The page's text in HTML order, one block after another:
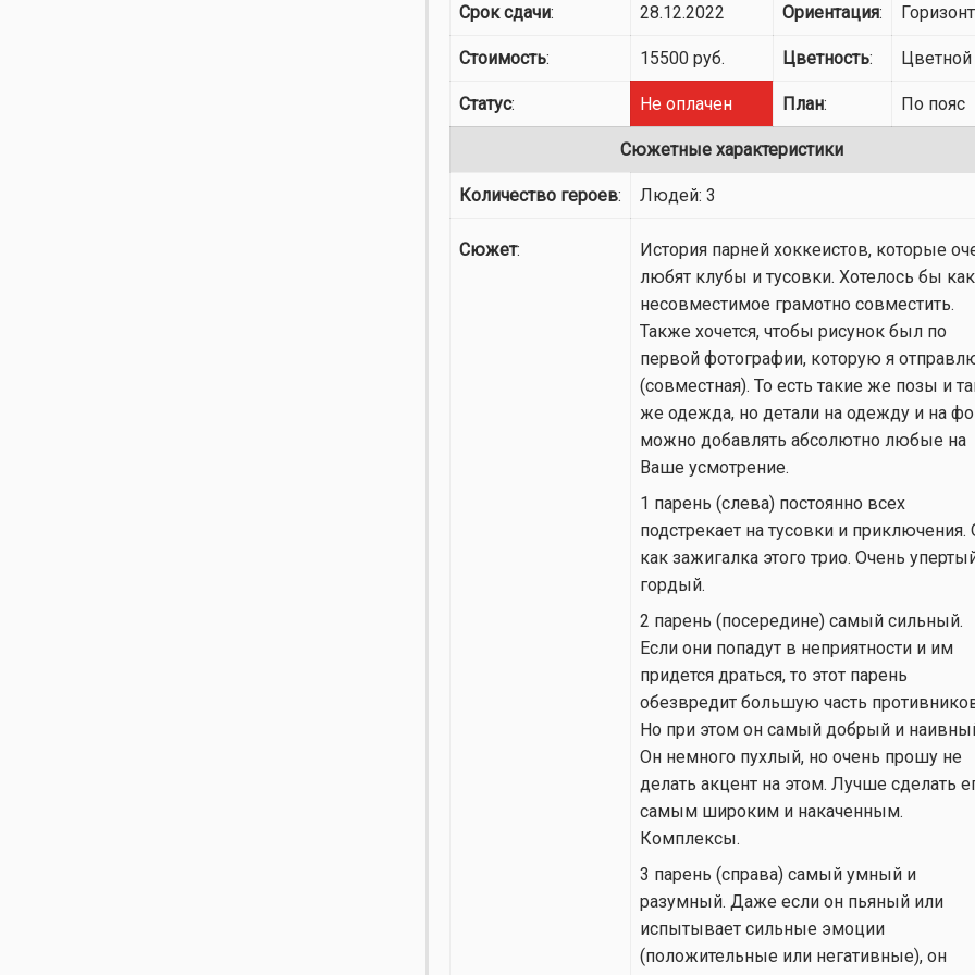
Срок сдачи: 28.12.2022 Ориентация:
Стоимость: 15500 руб. Цветность: Цветной
Статус: Не оплачен План: По пояс
Сюжетные характеристики
Количество героев: Людей: 3
Сюжет:
История парней хоккеистов, которые
любят клубы и тусовки. Хотелось бы
несовместимое грамотно совместить.
Также хочется, чтобы рисунок был по
первой фотографии, которую я
(совместная). То есть такие же позы и
же одежда, но детали на одежду и на
можно добавлять абсолютно любые на
Ваше усмотрение.
1 парень (слева) постоянно всех
подстрекает на тусовки и приключения.
как зажигалка этого трио. Очень
гордый.
2 парень (посередине) самый сильный.
Если они попадут в неприятности и им
придется драться, то этот парень
обезвредит большую часть
Но при этом он самый добрый и
Он немного пухлый, но очень прошу не
делать акцент на этом. Лучше сделать
самым широким и накаченным.
Комплексы.
3 парень (справа) самый умный и
разумный. Даже если он пьяный или
испытывает сильные эмоции
(положительные или негативные), он